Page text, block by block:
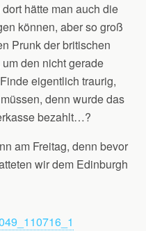
hätte man auch die
können, aber so groß
Prunk der britischen
den nicht gerade
eigentlich traurig,
denn wurde das
bezahlt…?
am Freitag, denn bevor
wir dem Edinburgh